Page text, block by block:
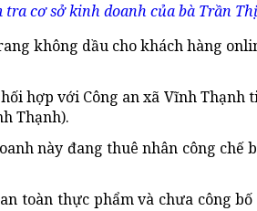
cơ sở kinh doanh của bà Trần
không dầu cho khách hàng
hợp với Công an xã Vĩnh
Thạnh).
này đang thuê nhân công chế
toàn thực phẩm và chưa công